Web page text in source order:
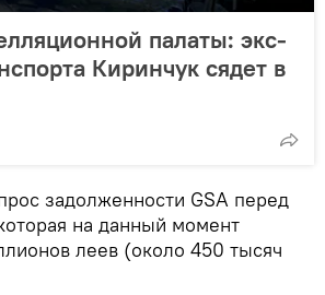
палаты: экс-
Киринчук сядет в
задолженности GSA перед
на данный момент
леев (около 450 тысяч